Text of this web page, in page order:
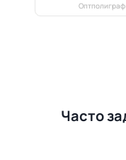
Оптполиграф
Часто